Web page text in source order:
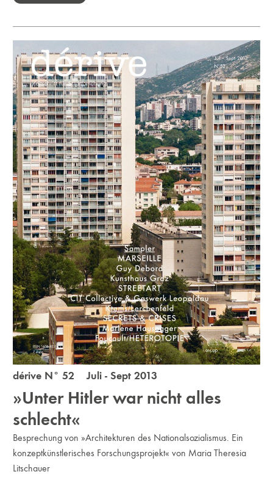
dérive N° 52 Juli - Sept 2013
»Unter Hitler war nicht alles
schlecht«
Besprechung von »Architekturen des Nationalsozialismus. Ein
konzeptkünstlerisches Forschungsprojekt« von Maria Theresia
Litschauer